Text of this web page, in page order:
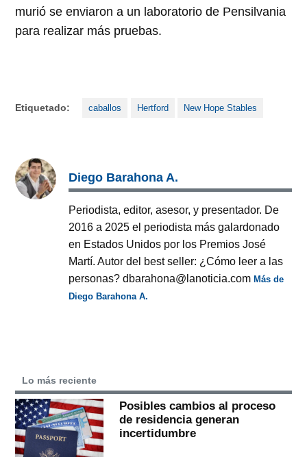
murió se enviaron a un laboratorio de Pensilvania
para realizar más pruebas.
Etiquetado: caballos Hertford New Hope Stables
Diego Barahona A.
Periodista, editor, asesor, y presentador. De
2016 a 2025 el periodista más galardonado
en Estados Unidos por los Premios José
Martí. Autor del best seller: ¿Cómo leer a las
personas? dbarahona@lanoticia.comMás de
Diego Barahona A.
Lo más reciente
Posibles cambios al proceso
de residencia generan
incertidumbre